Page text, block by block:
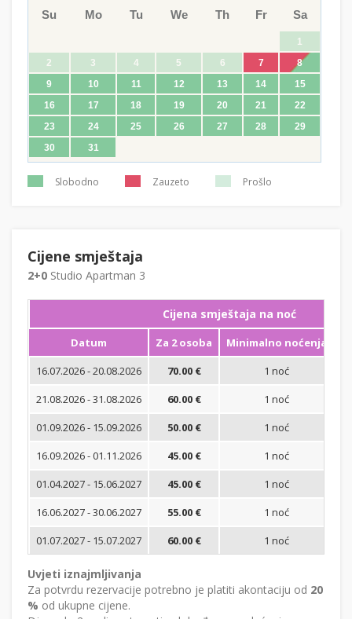
Su Mo Tu We Th Fr Sa
1
2
3 4 5 6 7
8
9
10 11 12 13 14
15
16
17 18 19 20 21
22
23
24 25 26 27 28
29
30
31
Slobodno Zauzeto Prošlo
Cijene smještaja
2+0 Studio Apartman 3
Cijena smještaja na noć
Datum Za 2 osoba
Minimalno noćenja
16.07.2026 - 20.08.2026
70.00 € 1 noć
21.08.2026 - 31.08.2026
60.00 € 1 noć
01.09.2026 - 15.09.2026
50.00 € 1 noć
16.09.2026 - 01.11.2026
45.00 € 1 noć
01.04.2027 - 15.06.2027
45.00 € 1 noć
16.06.2027 - 30.06.2027
55.00 € 1 noć
01.07.2027 - 15.07.2027
60.00 € 1 noć
Uvjeti iznajmljivanja
Za potvrdu rezervacije potrebno je platiti akontaciju od 20
% od ukupne cijene.